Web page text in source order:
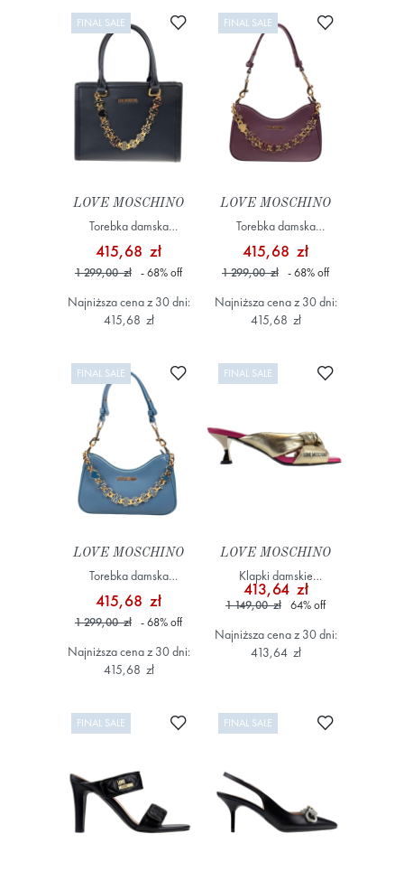
FINAL SALE Dodaj do ulubionych
LOVE MOSCHINO
Torebka damska
JC4077PP1NL1300A
Czarny
415,68 zł
1 299,00 zł - 68%off
Najniższa cena z 30 dni:
415,68 zł
FINAL SALE Dodaj do
LOVE MOSCHINO
Torebka damska
JC4070PP1NL1355A
Fioletowy
415,68 zł
1 299,00 zł - 68%off
Najniższa cena z 30 dni:
415,68 zł
FINAL SALE Dodaj do ulubionych
LOVE MOSCHINO
Torebka damska
JC4070PP1NL1370A
Niebieski
415,68 zł
1 299,00 zł - 68%off
Najniższa cena z 30 dni:
415,68 zł
FINAL SALE Dodaj do
LOVE MOSCHINO
Klapki damskie
JA28365G0IIF0900
Kolorowy
413,64 zł
1 149,00 zł 64%off
Najniższa cena z 30 dni:
413,64 zł
FINAL SALE Dodaj do ulubionych
FINAL SALE Dodaj do